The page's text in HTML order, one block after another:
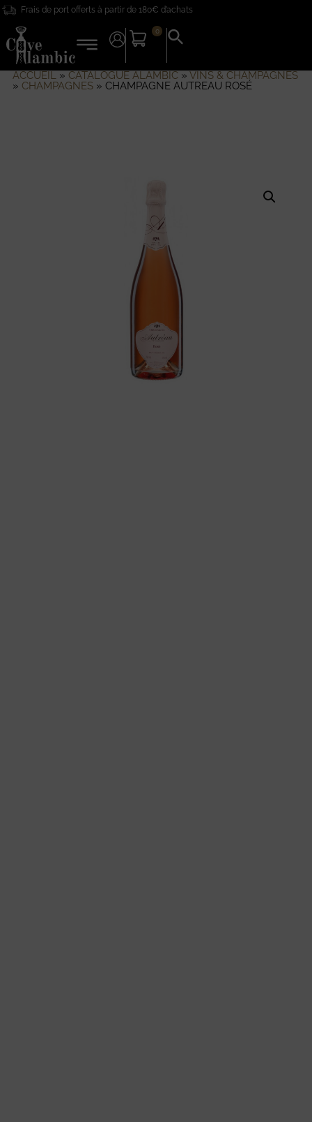
Frais de port offerts à partir de 180€ d’achats
0
Search
for:
ACCUEIL» CATALOGUE ALAMBIC» VINS & CHAMPAGNES
» CHAMPAGNES» CHAMPAGNE AUTREAU ROSÉ